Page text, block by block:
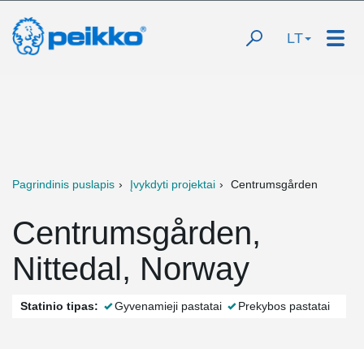
LT
Pagrindinis puslapis Įvykdyti projektai Centrumsgården
Centrumsgården,
Nittedal, Norway
Statinio tipas: Gyvenamieji pastatai Prekybos pastatai